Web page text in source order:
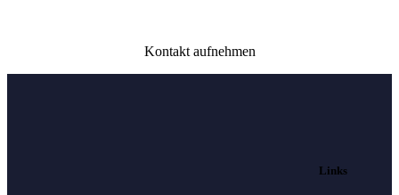
Kontakt aufnehmen
Links